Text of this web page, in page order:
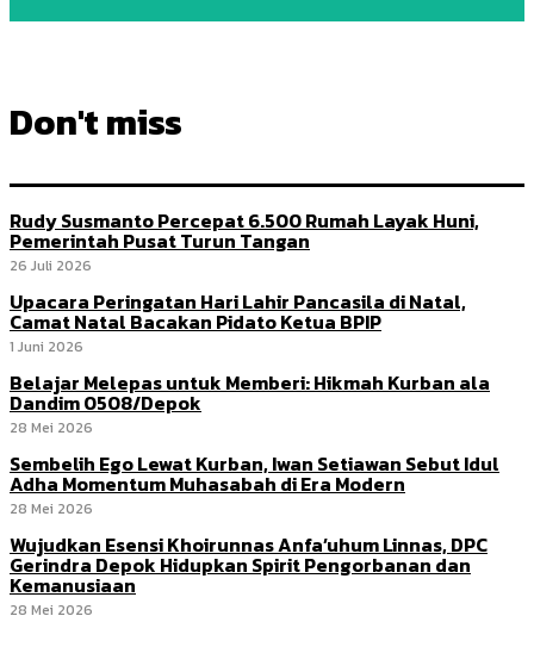
Don't miss
Rudy Susmanto Percepat 6.500 Rumah Layak Huni,
Pemerintah Pusat Turun Tangan
26 Juli 2026
Upacara Peringatan Hari Lahir Pancasila di Natal,
Camat Natal Bacakan Pidato Ketua BPIP
1 Juni 2026
Belajar Melepas untuk Memberi: Hikmah Kurban ala
Dandim 0508/Depok
28 Mei 2026
Sembelih Ego Lewat Kurban, Iwan Setiawan Sebut Idul
Adha Momentum Muhasabah di Era Modern
28 Mei 2026
Wujudkan Esensi Khoirunnas Anfa’uhum Linnas, DPC
Gerindra Depok Hidupkan Spirit Pengorbanan dan
Kemanusiaan
28 Mei 2026